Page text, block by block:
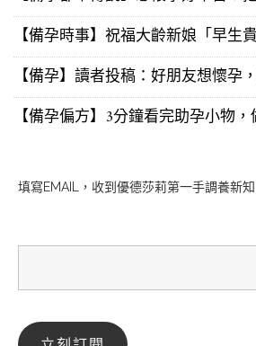
【備孕時事】祝福大齡新娘「早生
【備孕】讀者投稿：好朋友想懷孕
【備孕偏方】3分鐘看完助孕小物
填寫EMAIL，收到優德莎莉第一手調養新知